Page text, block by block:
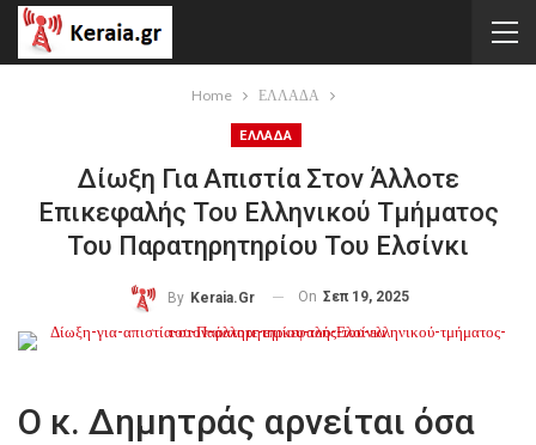
Home ΕΛΛΑΔΑ
ΕΛΛΑΔΑ
Δίωξη Για Απιστία Στον Άλλοτε
Επικεφαλής Του Ελληνικού Τμήματος
Του Παρατηρητηρίου Του Ελσίνκι
By Keraia.gr On Σεπ 19, 2025
Ο κ. Δημητράς αρνείται όσα